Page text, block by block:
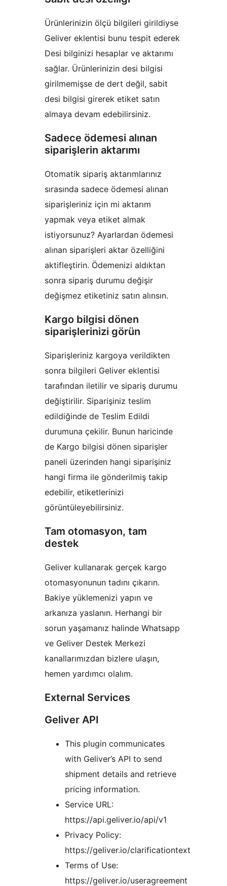
Ürünlerinizin ölçü bilgileri girildiyse
Geliver eklentisi bunu tespit ederek
Desi bilginizi hesaplar ve aktarımı
sağlar. Ürünlerinizin desi bilgisi
girilmemişse de dert değil, sabit
desi bilgisi girerek etiket satın
almaya devam edebilirsiniz.
Sadece ödemesi alınan
siparişlerin aktarımı
Otomatik sipariş aktarımlarınız
sırasında sadece ödemesi alınan
siparişleriniz için mi aktarım
yapmak veya etiket almak
istiyorsunuz? Ayarlardan ödemesi
alınan siparişleri aktar özelliğini
aktifleştirin. Ödemenizi aldıktan
sonra sipariş durumu değişir
değişmez etiketiniz satın alınsın.
Kargo bilgisi dönen
siparişlerinizi görün
Siparişleriniz kargoya verildikten
sonra bilgileri Geliver eklentisi
tarafından iletilir ve sipariş durumu
değiştirilir. Siparişiniz teslim
edildiğinde de Teslim Edildi
durumuna çekilir. Bunun haricinde
de Kargo bilgisi dönen siparişler
paneli üzerinden hangi siparişiniz
hangi firma ile gönderilmiş takip
edebilir, etiketlerinizi
görüntüleyebilirsiniz.
Tam otomasyon, tam
destek
Geliver kullanarak gerçek kargo
otomasyonunun tadını çıkarın.
Bakiye yüklemenizi yapın ve
arkanıza yaslanın. Herhangi bir
sorun yaşamanız halinde Whatsapp
ve Geliver Destek Merkezi
kanallarımızdan bizlere ulaşın,
hemen yardımcı olalım.
External Services
Geliver API
This plugin communicates
with Geliver’s API to send
shipment details and retrieve
pricing information.
Service URL:
https://api.geliver.io/api/v1
Privacy Policy:
https://geliver.io/clarificationtext
Terms of Use:
https://geliver.io/useragreement